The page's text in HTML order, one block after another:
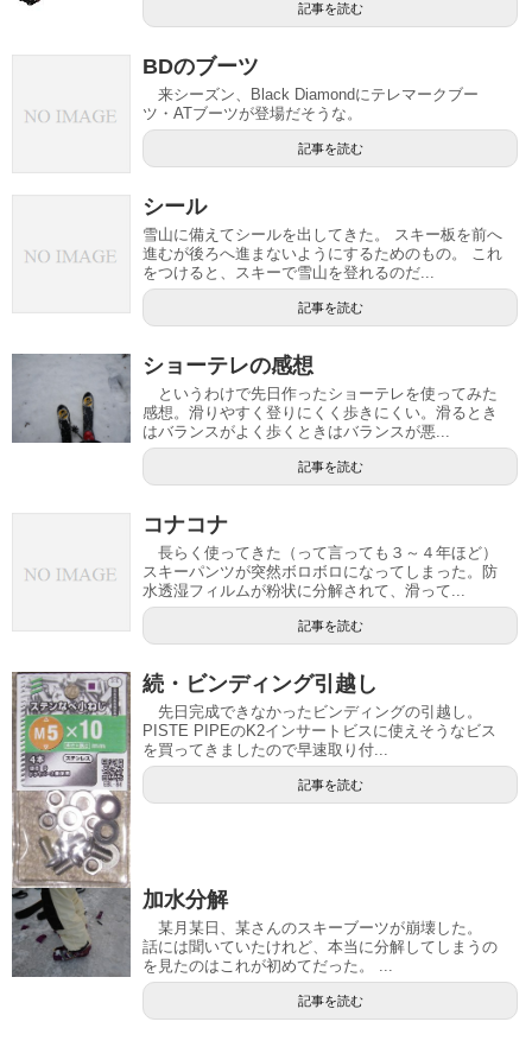
記事を読む
BDのブーツ
来シーズン、Black Diamondにテレマークブー
ツ・ATブーツが登場だそうな。
記事を読む
シール
雪山に備えてシールを出してきた。 スキー板を前へ
進むが後ろへ進まないようにするためのもの。 これ
をつけると、スキーで雪山を登れるのだ...
記事を読む
ショーテレの感想
というわけで先日作ったショーテレを使ってみた
感想。滑りやすく登りにくく歩きにくい。滑るとき
はバランスがよく歩くときはバランスが悪...
記事を読む
コナコナ
長らく使ってきた（って言っても３～４年ほど）
スキーパンツが突然ボロボロになってしまった。防
水透湿フィルムが粉状に分解されて、滑って...
記事を読む
続・ビンディング引越し
先日完成できなかったビンディングの引越し。
PISTE PIPEのK2インサートビスに使えそうなビス
を買ってきましたので早速取り付...
記事を読む
加水分解
某月某日、某さんのスキーブーツが崩壊した。
話には聞いていたけれど、本当に分解してしまうの
を見たのはこれが初めてだった。 ...
記事を読む